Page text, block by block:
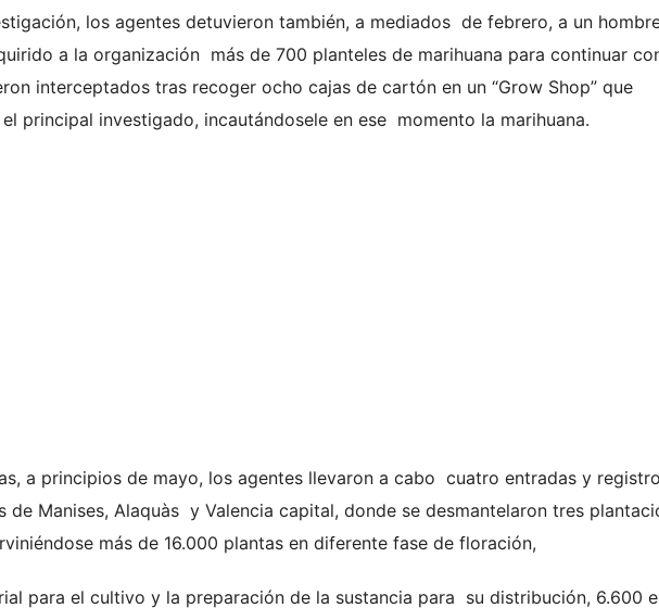
los agentes detuvieron también, a mediados de febrero, a un
a la organización más de 700 planteles de marihuana para continuar
interceptados tras recoger ocho cajas de cartón en un “Grow Shop” que
principal investigado, incautándosele en ese momento la marihuana.
a principios de mayo, los agentes llevaron a cabo cuatro entradas y
de Manises, Alaquàs y Valencia capital, donde se desmantelaron tres
más de 16.000 plantas en diferente fase de floración,
para el cultivo y la preparación de la sustancia para su distribución, 6.600